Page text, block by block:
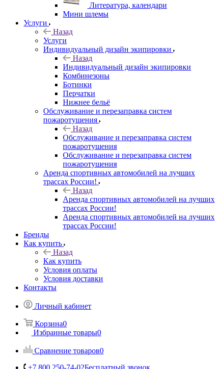
Литература, календари
Мини шлемы
Услуги
Назад
Услуги
Индивидуальный дизайн экипировки
Назад
Индивидуальный дизайн экипировки
Комбинезоны
Ботинки
Перчатки
Нижнее бельё
Обслуживание и перезаправка систем
пожаротушения
Назад
Обслуживание и перезаправка систем
пожаротушения
Обслуживание и перезаправка систем
пожаротушения
Аренда спортивных автомобилей на лучших
трассах России!
Назад
Аренда спортивных автомобилей на лучших
трассах России!
Аренда спортивных автомобилей на лучших
трассах России!
Бренды
Как купить
Назад
Как купить
Условия оплаты
Условия доставки
Контакты
Личный кабинет
Корзина0
Избранные товары0
Сравнение товаров0
+7 800 250-74-02Бесплатный звонок